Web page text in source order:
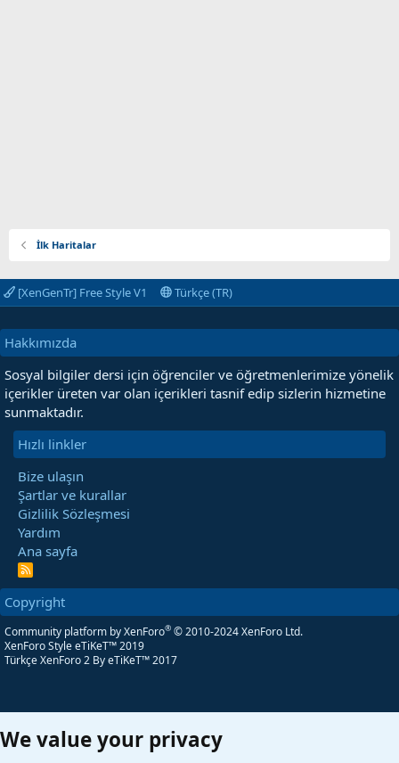
İlk Haritalar
[XenGenTr] Free Style V1 Türkçe (TR)
Hakkımızda
Sosyal bilgiler dersi için öğrenciler ve öğretmenlerimize yönelik
içerikler üreten var olan içerikleri tasnif edip sizlerin hizmetine
sunmaktadır.
Hızlı linkler
Bize ulaşın
Şartlar ve kurallar
Gizlilik Sözleşmesi
Yardım
Ana sayfa
R
S
Copyright
Community platform by XenForo® © 2010-2024 XenForo Ltd.
XenForo Style eTiKeT™ 2019
Türkçe XenForo 2 By eTiKeT™ 2017
We value your privacy